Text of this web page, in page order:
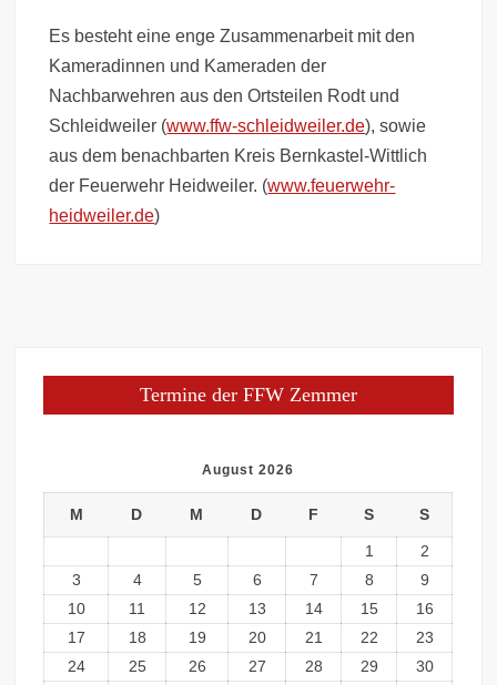
Es besteht eine enge Zusammenarbeit mit den
Kameradinnen und Kameraden der
Nachbarwehren aus den Ortsteilen Rodt und
Schleidweiler (www.ffw-schleidweiler.de), sowie
aus dem benachbarten Kreis Bernkastel-Wittlich
der Feuerwehr Heidweiler. (www.feuerwehr-
heidweiler.de)
Termine der FFW Zemmer
August 2026
M D M D F S S
1
2
3
4 5 6 7 8
9
10
11 12 13 14 15
16
17
18 19 20 21 22
23
24
25 26 27 28 29
30